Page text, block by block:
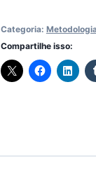
Categoria:
Compartilhe isso: